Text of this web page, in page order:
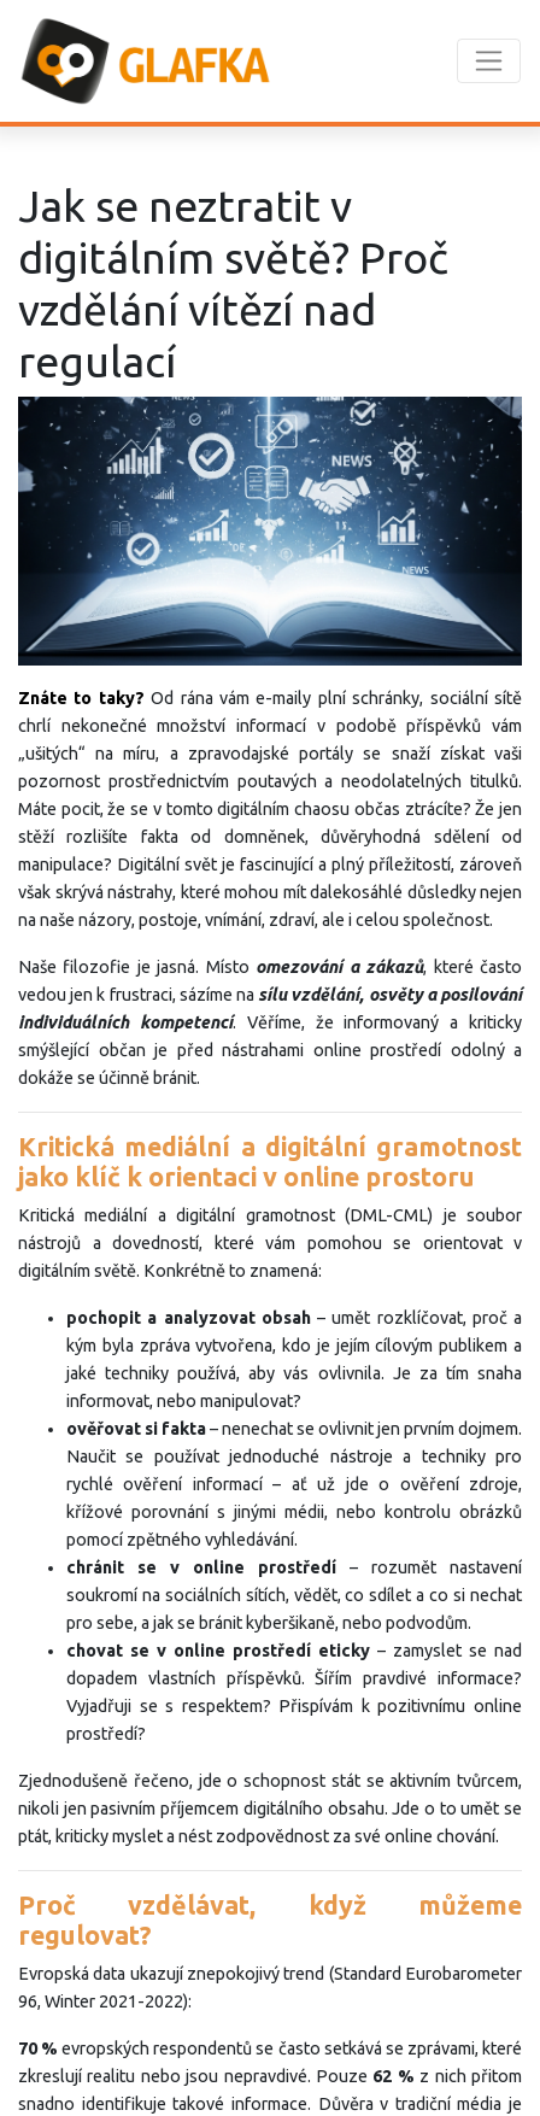
Jak se neztratit v
digitálním světě? Proč
vzdělání vítězí nad
regulací
Znáte to taky?Od rána vám e-maily plní schránky, sociální sítě
chrlí nekonečné množství informací v podobě příspěvků vám
„ušitých“ na míru, a zpravodajské portály se snaží získat vaši
pozornost prostřednictvím poutavých a neodolatelných titulků.
Máte pocit, že se v tomto digitálním chaosu občas ztrácíte? Že jen
stěží rozlišíte fakta od domněnek, důvěryhodná sdělení od
manipulace? Digitální svět je fascinující a plný příležitostí, zároveň
však skrývá nástrahy, které mohou mít dalekosáhlé důsledky nejen
na naše názory, postoje, vnímání, zdraví, ale i celou společnost.
Naše filozofie je jasná. Místo omezování a zákazů, které často
vedou jen k frustraci, sázíme na sílu vzdělání, osvěty a posilování
individuálních kompetencí. Věříme, že informovaný a kriticky
smýšlející občan je před nástrahami online prostředí odolný a
dokáže se účinně bránit.
Kritická mediální a digitální gramotnost
jako klíč k orientaci v online prostoru
Kritická mediální a digitální gramotnost (DML-CML) je soubor
nástrojů a dovedností, které vám pomohou se orientovat v
digitálním světě. Konkrétně to znamená:
pochopit a analyzovat obsah– umět rozklíčovat, proč a
kým byla zpráva vytvořena, kdo je jejím cílovým publikem a
jaké techniky používá, aby vás ovlivnila. Je za tím snaha
informovat, nebo manipulovat?
ověřovat si fakta– nenechat se ovlivnit jen prvním dojmem.
Naučit se používat jednoduché nástroje a techniky pro
rychlé ověření informací – ať už jde o ověření zdroje,
křížové porovnání s jinými médii, nebo kontrolu obrázků
pomocí zpětného vyhledávání.
chránit se v online prostředí – rozumět nastavení
soukromí na sociálních sítích, vědět, co sdílet a co si nechat
pro sebe, a jak se bránit kyberšikaně, nebo podvodům.
chovat se v online prostředí eticky – zamyslet se nad
dopadem vlastních příspěvků. Šířím pravdivé informace?
Vyjadřuji se s respektem? Přispívám k pozitivnímu online
prostředí?
Zjednodušeně řečeno, jde o schopnost stát se aktivním tvůrcem,
nikoli jen pasivním příjemcem digitálního obsahu. Jde o to umět se
ptát, kriticky myslet a nést zodpovědnost za své online chování.
Proč vzdělávat, když můžeme
regulovat?
Evropská data ukazují znepokojivý trend (Standard Eurobarometer
96, Winter 2021-2022):
70 % evropských respondentů se často setkává se zprávami, které
zkreslují realitu nebo jsou nepravdivé. Pouze 62 % z nich přitom
snadno identifikuje takové informace. Důvěra v tradiční média je